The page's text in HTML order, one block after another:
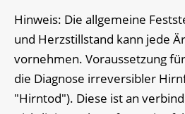
Hinweis: Die allgemeine
und Herzstillstand kann jede
vornehmen. Voraussetzung
die Diagnose irreversibler
"Hirntod"). Diese ist an